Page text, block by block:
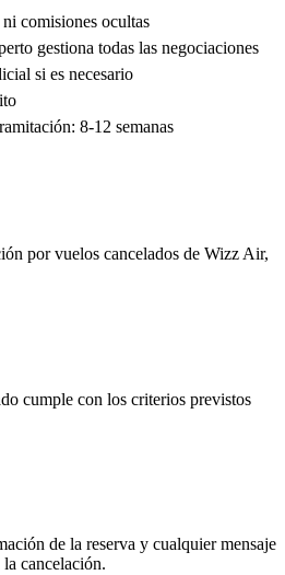
comisiones ocultas
gestiona todas las negociaciones
si es necesario
8-12 semanas
por vuelos cancelados de Wizz Air,
cumple con los criterios previstos
de la reserva y cualquier mensaje
cancelación.